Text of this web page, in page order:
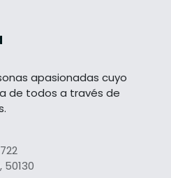
apasionadas cuyo
de todos a través de